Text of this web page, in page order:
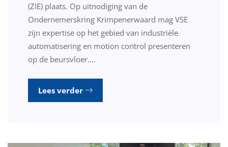
(ZIE) plaats. Op uitnodiging van de
Ondernemerskring Krimpenerwaard mag VSE
zijn expertise op het gebied van industriële
automatisering en motion control presenteren
op de beursvloer.…
Lees verder